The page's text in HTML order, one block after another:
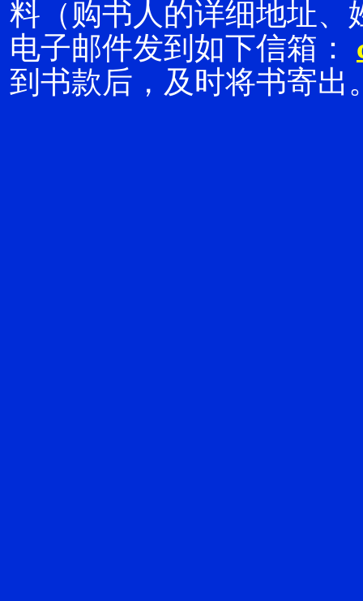
料（购书人的详细地址、
电子邮件发到如下信箱：
到书款后，及时将书寄出